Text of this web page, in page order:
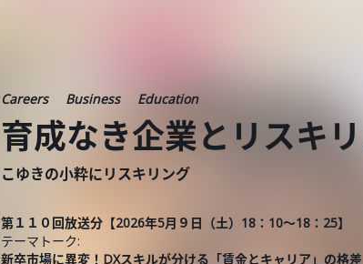
Careers Business Education
育成なき企業とリスキ
こゆきの小粋にリスキリング
第１１０回放送分【2026年5月９日（土）18：10～18：25】
テーマトーク:
新卒市場に異変！DXスキルが分ける「賃金とキャリア」の格差